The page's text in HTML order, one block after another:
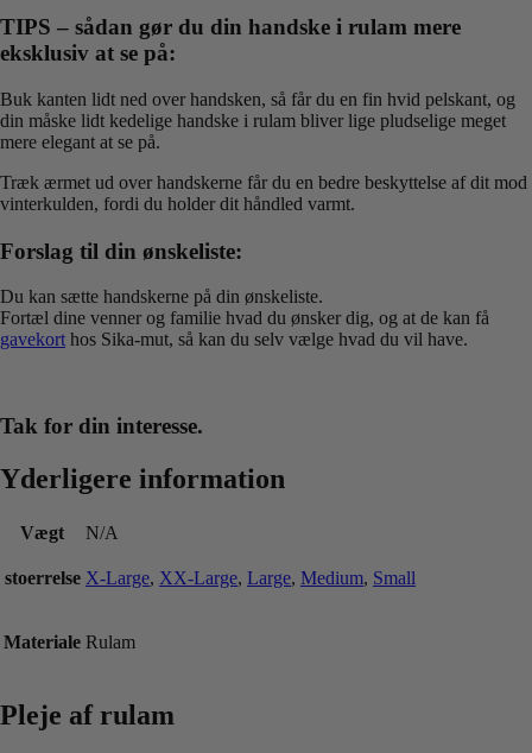
TIPS – sådan gør du din handske i rulam mere
eksklusiv at se på:
Buk kanten lidt ned over handsken, så får du en fin hvid pelskant, og
din måske lidt kedelige handske i rulam bliver lige pludselige meget
mere elegant at se på.
Træk ærmet ud over handskerne får du en bedre beskyttelse af dit mod
vinterkulden, fordi du holder dit håndled varmt.
Forslag til din ønskeliste:
Du kan sætte handskerne på din ønskeliste.
Fortæl dine venner og familie hvad du ønsker dig, og at de kan få
gavekort hos Sika-mut, så kan du selv vælge hvad du vil have.
Tak for din interesse.
Yderligere information
Vægt N/A
stoerrelse X-Large, XX-Large, Large, Medium, Small
Materiale Rulam
Pleje af rulam